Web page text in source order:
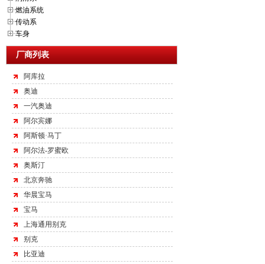
燃油系统
传动系
车身
厂商列表
阿库拉
奥迪
一汽奥迪
阿尔宾娜
阿斯顿·马丁
阿尔法-罗蜜欧
奥斯汀
北京奔驰
华晨宝马
宝马
上海通用别克
别克
比亚迪